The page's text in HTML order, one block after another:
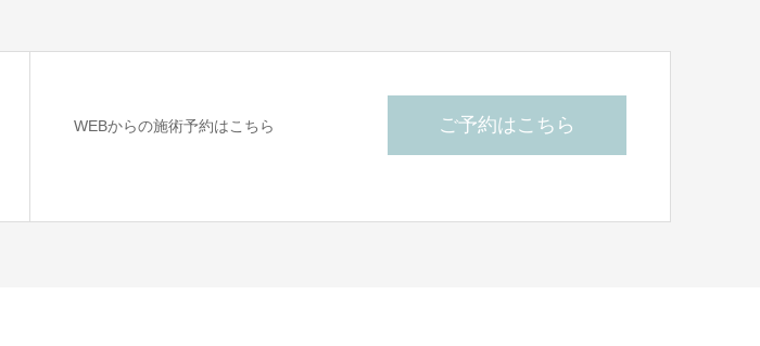
WEBからの施術予約はこちら ご予約はこちら